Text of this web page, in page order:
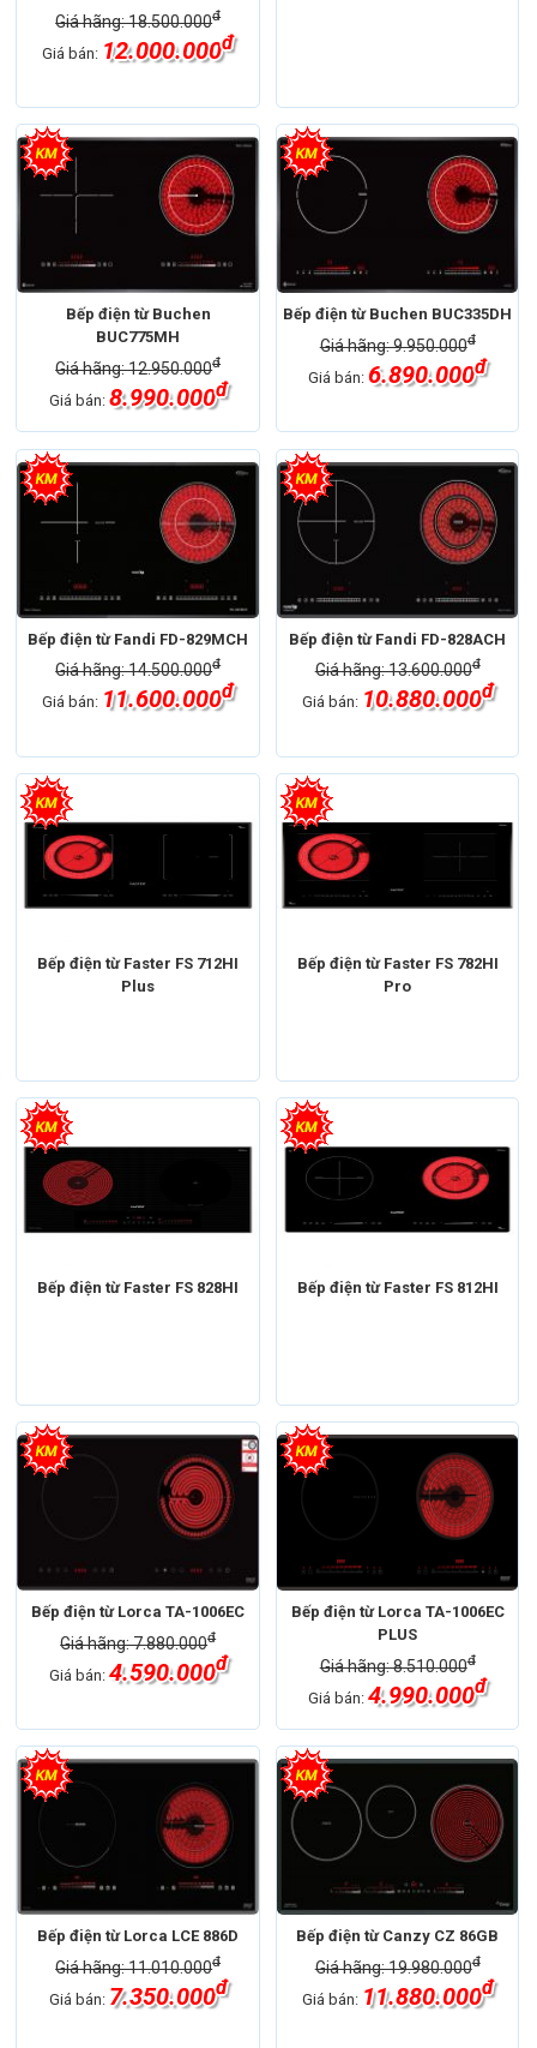
Giá hãng: 18.500.000đ
Giá bán: 12.000.000đ
Bếp điện từ Buchen
BUC775MH
Giá hãng: 12.950.000đ
Giá bán: 8.990.000đ
Bếp điện từ Buchen BUC335DH
Giá hãng: 9.950.000đ
Giá bán:6.890.000đ
Bếp điện từ Fandi FD-829MCH
Giá hãng: 14.500.000đ
Giá bán: 11.600.000đ
Bếp điện từ Fandi FD-828ACH
Giá hãng: 13.600.000đ
Giá bán: 10.880.000đ
Bếp điện từ Faster FS 712HI
Plus
Bếp điện từ Faster FS 782HI
Pro
Bếp điện từ Faster FS 828HI Bếp điện từ Faster FS 812HI
Bếp điện từ Lorca TA-1006EC
Giá hãng: 7.880.000đ
Giá bán: 4.590.000đ
Bếp điện từ Lorca TA-1006EC
PLUS
Giá hãng: 8.510.000đ
Giá bán:4.990.000đ
Bếp điện từ Lorca LCE 886D
Giá hãng: 11.010.000đ
Giá bán: 7.350.000đ
Bếp điện từ Canzy CZ 86GB
Giá hãng: 19.980.000đ
Giá bán: 11.880.000đ